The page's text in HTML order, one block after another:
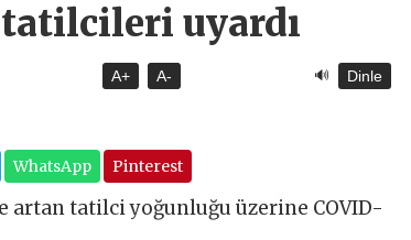
tatilcileri uyardı
A+ A- 🔊 Dinle
WhatsApp Pinterest
artan tatilci yoğunluğu üzerine COVID-